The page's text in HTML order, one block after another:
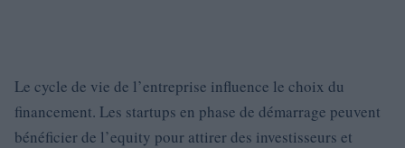
Le cycle de vie de l’entreprise influence le choix du
financement. Les startups en phase de démarrage peuvent
bénéficier de l’equity pour attirer des investisseurs et